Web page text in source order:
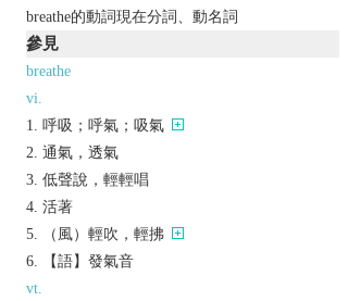
breathe的動詞現在分詞、動名詞
參見
breathe
vi.
呼吸；呼氣；吸氣
通氣，透氣
低聲說，輕輕唱
活著
（風）輕吹，輕拂
【語】發氣音
vt.